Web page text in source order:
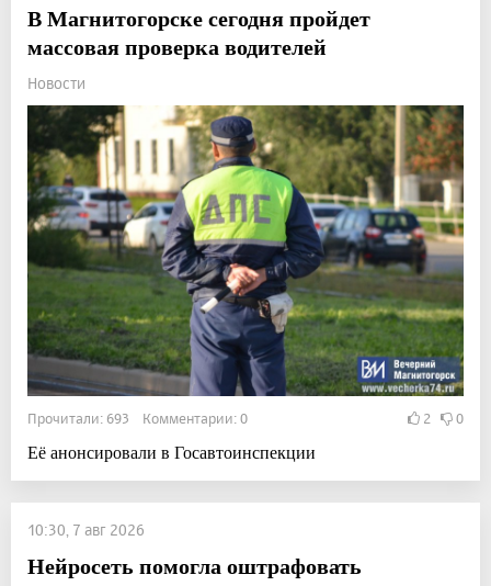
В Магнитогорске сегодня пройдет
массовая проверка водителей
Новости
Прочитали: 693 Комментарии: 0 2 0
Её анонсировали в Госавтоинспекции
10:30, 7 авг 2026
Нейросеть помогла оштрафовать